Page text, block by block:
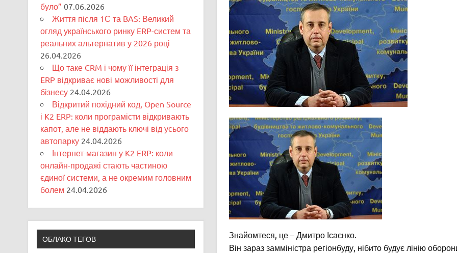
Знайомтеся, це – Дмитро Ісаєнко.
Він зараз замміністра регіонбуду, нібито будує лінію
було” 07.06.2026
Життя після 1С та BAS: Великий
огляд українського ринку ERP-систем та
реальних альтернатив у 2026 році
26.04.2026
Що таке CRM і чому її інтеграція з
ERP відкриває нові можливості для
бізнесу 24.04.2026
Відкритий похідний код, Open Source
і K2 ERP: коли програмісти відкривають
капот, але не віддають ключі від усього
автопарку 24.04.2026
Інтернет-магазин у K2 ERP: коли
онлайн-продажі стають частиною
єдиної системи, а не окремим головним
болем 24.04.2026
ОБЛАКО ТЕГОВ